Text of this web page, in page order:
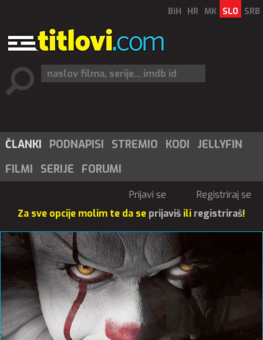
BiH HR MK SLO SRB
ČLANKI PODNAPISI STREMIO KODI
JELLYFIN
FILMI
SERIJE FORUMI
Prijavi se
Registriraj se
Za sve opcije molim te da se prijaviš ili registriraš!